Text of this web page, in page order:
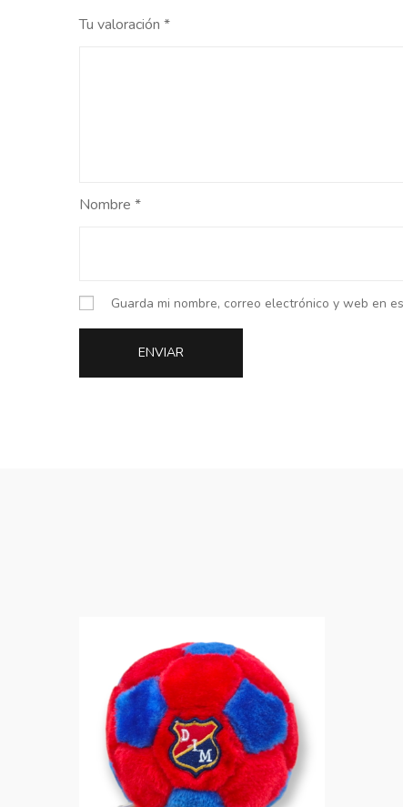
Tu valoración *
Nombre *
Guarda mi nombre, correo electrónico y web en